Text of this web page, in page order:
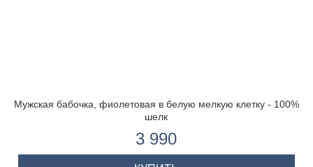
Мужская бабочка, фиолетовая в белую мелкую клетку - 100%
шелк
3 990